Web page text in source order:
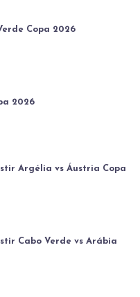
Copa 2026
2026
Argélia vs Áustria Copa
Cabo Verde vs Arábia